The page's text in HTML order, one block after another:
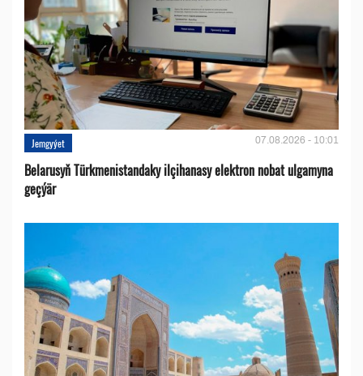
Jemgyýet 07.08.2026 - 10:01
Belarusyň Türkmenistandaky ilçihanasy elektron nobat ulgamyna
geçýär